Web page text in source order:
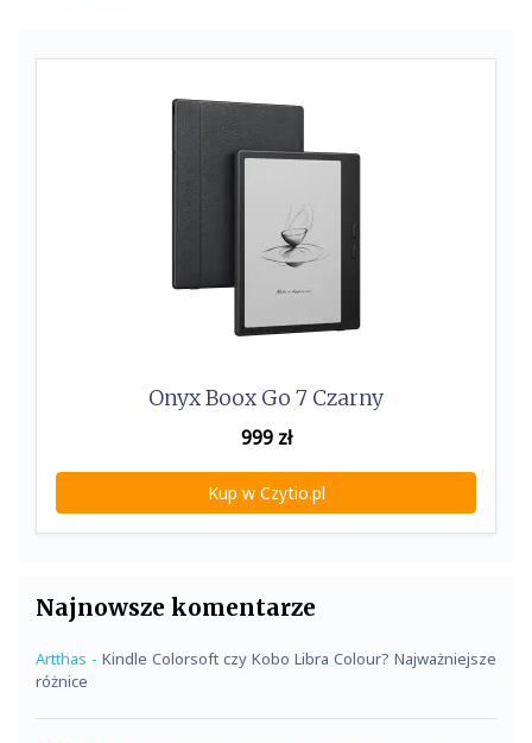
Onyx Boox Go 7 Czarny
999zł
Kup w Czytio.pl
Najnowsze komentarze
Artthas - Kindle Colorsoft czy Kobo Libra Colour? Najważniejsze
różnice